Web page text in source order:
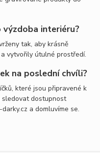
výzdoba interiéru?
tak, aby krásně
vytvořily útulné prostředí.
na poslední chvíli?
které jsou připravené k
sledovat dostupnost
a domluvíme se.